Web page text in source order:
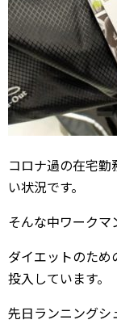
コロナ過の在宅
い状況です。
そんな中ワークマ
ダイエットのた
投入しています。
先日ランニングシ